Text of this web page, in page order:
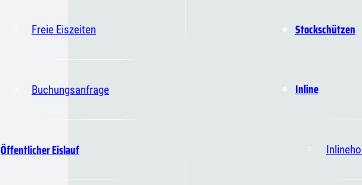
Stockschützen
Inline
Freie Eiszeiten
Buchungsanfrage
Öffentlicher Eislauf